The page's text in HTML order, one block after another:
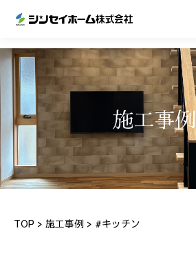
施工事例
TOP > 施工事例 > #キッチン